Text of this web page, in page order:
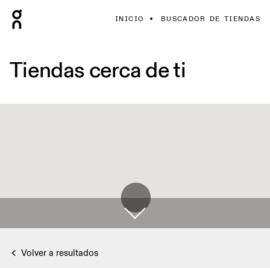
INICIO BUSCADOR DE TIENDAS
Tiendas cerca de ti
Volver a resultados